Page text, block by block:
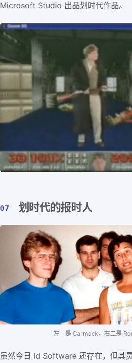
Microsoft Studio 出品划时代作品。
07 划时代的报时人
左一是 Carmack，右二是
虽然今日 id Software 还存在，但其